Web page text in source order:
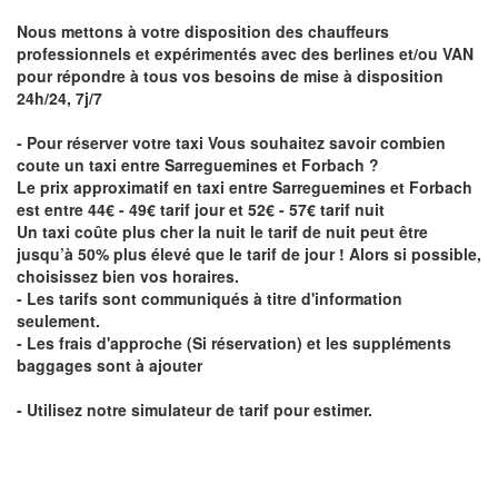
Nous mettons à votre disposition des chauffeurs
professionnels et expérimentés avec des berlines et/ou VAN
pour répondre à tous vos besoins de mise à disposition
24h/24, 7j/7
- Pour réserver votre taxi Vous souhaitez savoircombien
coute un taxi entre Sarreguemines et Forbach ?
Le prix approximatif en taxi entre Sarreguemines et Forbach
est entre 44€ - 49€ tarif jour et 52€ - 57€ tarif nuit
Un taxi coûte plus cher la nuit le tarif de nuit peut être
jusqu’à 50% plus élevé que le tarif de jour ! Alors si possible,
choisissez bien vos horaires.
- Les tarifs sont communiqués à titre d'information
seulement.
- Les frais d'approche (Si réservation) et les suppléments
baggages sont à ajouter
- Utilisez notre simulateur de tarif pour estimer.